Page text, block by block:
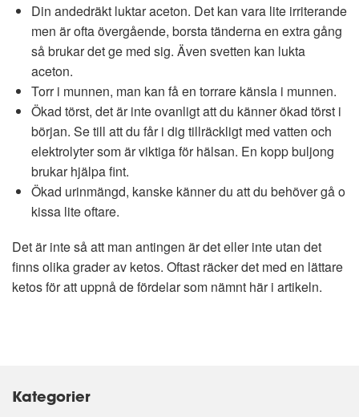
Din andedräkt luktar aceton. Det kan vara lite irriterande
men är ofta övergående, borsta tänderna en extra gång
så brukar det ge med sig. Även svetten kan lukta
aceton.
Torr i munnen, man kan få en torrare känsla i munnen.
Ökad törst, det är inte ovanligt att du känner ökad törst i
början. Se till att du får i dig tillräckligt med vatten och
elektrolyter som är viktiga för hälsan. En kopp buljong
brukar hjälpa fint.
Ökad urinmängd, kanske känner du att du behöver gå o
kissa lite oftare.
Det är inte så att man antingen är det eller inte utan det
finns olika grader av ketos. Oftast räcker det med en lättare
ketos för att uppnå de fördelar som nämnt här i artikeln.
Kategorier